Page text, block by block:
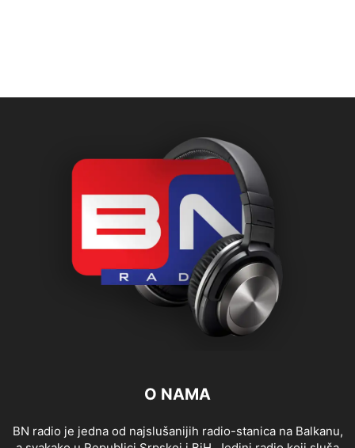
O NAMA
BN radio je jedna od najslušanijih radio-stanica na Balkanu,